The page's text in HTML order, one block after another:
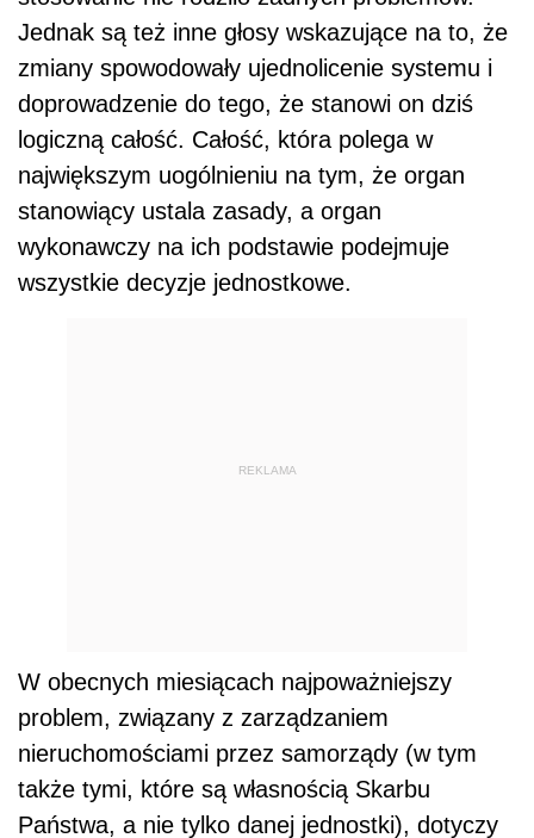
Jednak są też inne głosy wskazujące na to, że
zmiany spowodowały ujednolicenie systemu i
doprowadzenie do tego, że stanowi on dziś
logiczną całość. Całość, która polega w
największym uogólnieniu na tym, że organ
stanowiący ustala zasady, a organ
wykonawczy na ich podstawie podejmuje
wszystkie decyzje jednostkowe.
REKLAMA
W obecnych miesiącach najpoważniejszy
problem, związany z zarządzaniem
nieruchomościami przez samorządy (w tym
także tymi, które są własnością Skarbu
Państwa, a nie tylko danej jednostki), dotyczy